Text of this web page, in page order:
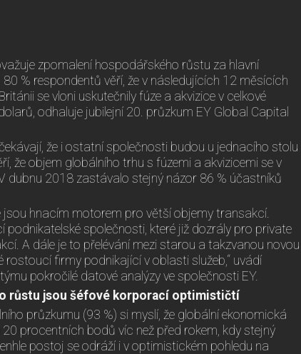
zpomalení hospodářského růstu za hlavní
% respondentů věří, že v následujících 12 měsících
se vloni uskutečnily fúze a akvizice v celkové
odhaluje jubilejní 20. průzkum EY Global Capital
že i ostatní společnosti budou u jednacího stolu
že objem globálního trhu s fúzemi a akvizicemi se v
dubnu 2018 zastávalo stejný názor 86 % účastníků
jsou hnacím motorem pro větší objemy transakcí.
podnikatelské společnosti, které již dozrály pro private
A dále je to přelévání mezi starou a takzvanou novou
rostoucí firmy podnikající v oblasti služeb,“ uvádí
pokročilé datové analýzy ve společnosti EY.
růstu jsou šéfové korporací optimističtí
průzkumu (93 %) si myslí, že globální ekonomická
procentních bodů víc než před rokem, kdy stejný
postoj se odráží i v optimistickém pohledu na